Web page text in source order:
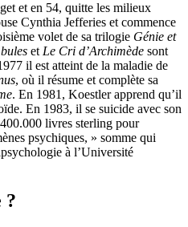
et en 54, quitte les milieux
Cynthia Jefferies et commence
volet de sa trilogie Génie et
et Le Cri d’Archimède sont
il est atteint de la maladie de
, où il résume et complète sa
. En 1981, Koestler apprend qu’il
En 1983, il se suicide avec son
livres sterling pour
psychiques, » somme qui
à l’Université
?